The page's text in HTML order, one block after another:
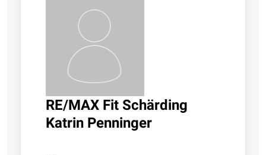
RE/MAX Fit Schärding
Katrin Penninger